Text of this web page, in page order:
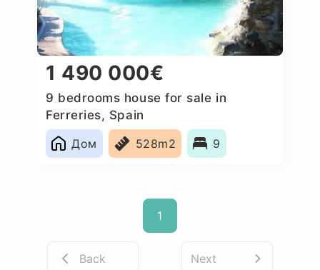
1 490 000€
9 bedrooms house for sale in
Ferreries, Spain
Дом
528m2 9
1
Back Next